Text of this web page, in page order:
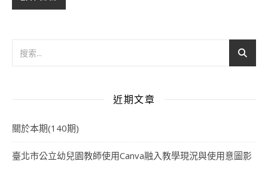
近期文章
關於本期(140期)
臺北市公立幼兒園教師使用Canva融入教學現況與使用意圖影